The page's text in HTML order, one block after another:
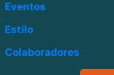
Eventos
Estilo
Colaboradores